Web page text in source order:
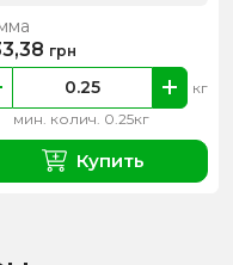
мин. колич. 0.25кг
кг
грн
Купить